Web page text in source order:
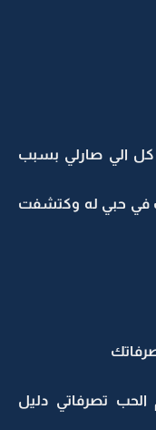
الي صارلي بسبب
حبي له وكتشفت
تصرفاتي دليل